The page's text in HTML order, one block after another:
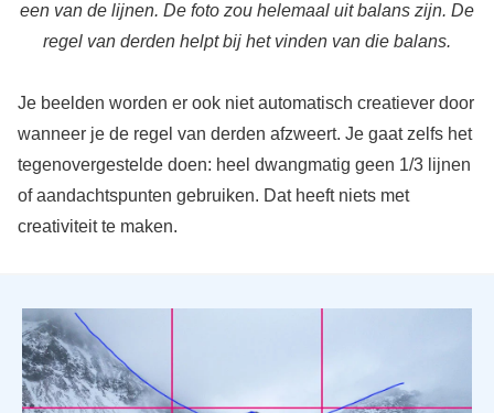
een van de lijnen. De foto zou helemaal uit balans zijn. De
regel van derden helpt bij het vinden van die balans.
Je beelden worden er ook niet automatisch creatiever door
wanneer je de regel van derden afzweert. Je gaat zelfs het
tegenovergestelde doen: heel dwangmatig geen 1/3 lijnen
of aandachtspunten gebruiken. Dat heeft niets met
creativiteit te maken.